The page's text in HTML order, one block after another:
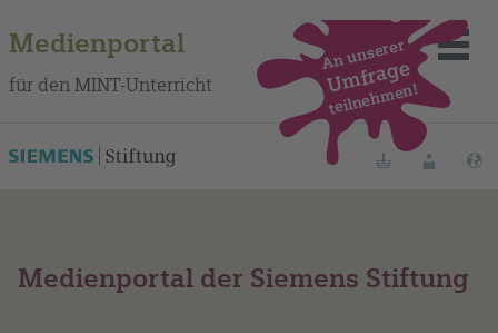
Medienportal
für den MINT-Unterricht
Über das Portal
Merklisten Anmelden
An unserer
Umfrage
teilnehmen!
Medienportal der Siemens Stiftung